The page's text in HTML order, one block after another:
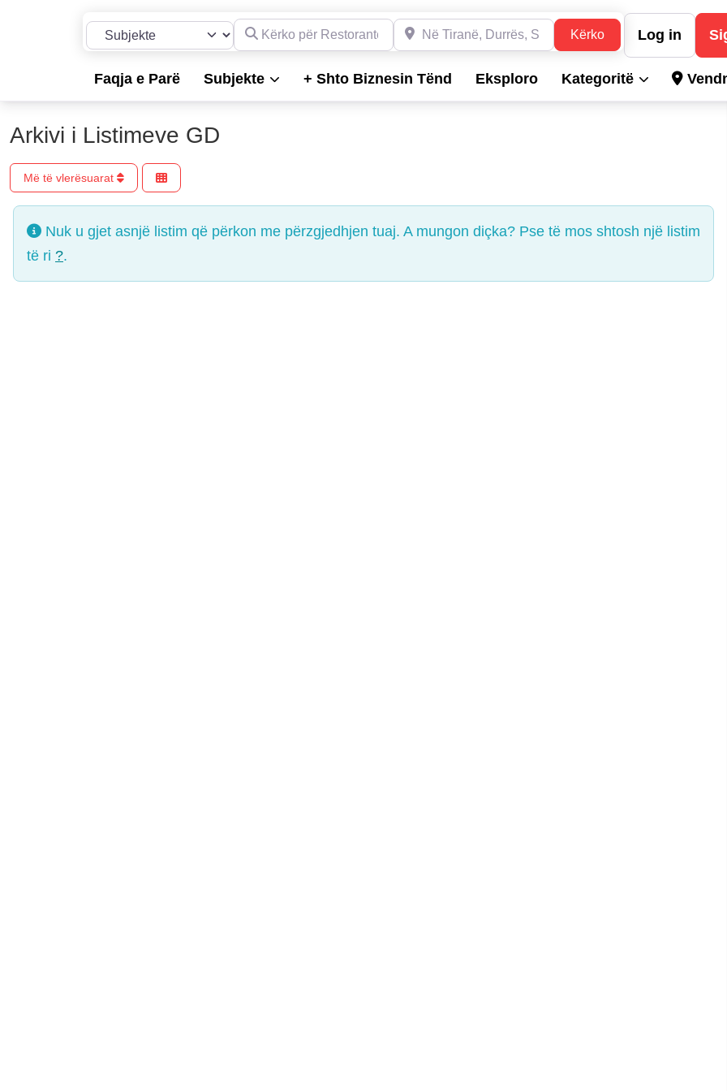
Përzgjidh llojin e kërkimitKërko për Restorante, Dyqane, Hotele, Produkte, Teknikë, Hidrualikë, etj.
Në Tiranë, Durrës, Shkodër, Sarandë dhe në gjithë
KërkoKërko Log in
Faqja e Parë Subjekte + Shto Biznesin Tënd Eksploro Kategoritë
Arkivi i Listimeve GD
Më të vlerësuarat
Nuk u gjet asnjë listim që përkon me përzgjedhjen tuaj. A mungon diçka? Pse të mos shtosh një listim
të ri ?.